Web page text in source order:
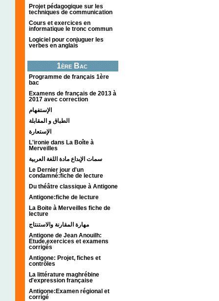
Projet pédagogique sur les
techniques de communication
Cours et exercices en
informatique le tronc commun
Logiciel pour conjuguer les
verbes en anglais
1ère Bac
Programme de français 1ère
bac
Examens de français de 2013 à
2017 avec correction
الإستفهام
الطباق و المقابلة
الإستعارة
L'ironie dans La Boîte à
Merveilles
سمات الإبداع مادة اللغة العربية
Le Dernier jour d'un
condamné:fiche de lecture
Du théâtre classique à Antigone
Antigone:fiche de lecture
La Boite à Merveilles fiche de
lecture
مهارة المقارنة والاستنتاج
Antigone de Jean Anouilh:
Etude,exercices et examens
corrigés
Antigone: Projet, fiches et
contrôles
La littérature maghrébine
d'expression française
Antigone:Examen régional et
corrigé